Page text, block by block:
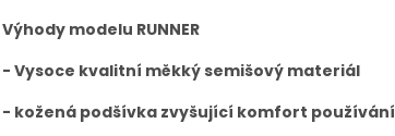
Výhody modelu RUNNER
- Vysoce kvalitní měkký semišový materiál
- kožená podšívka zvyšující komfort používání